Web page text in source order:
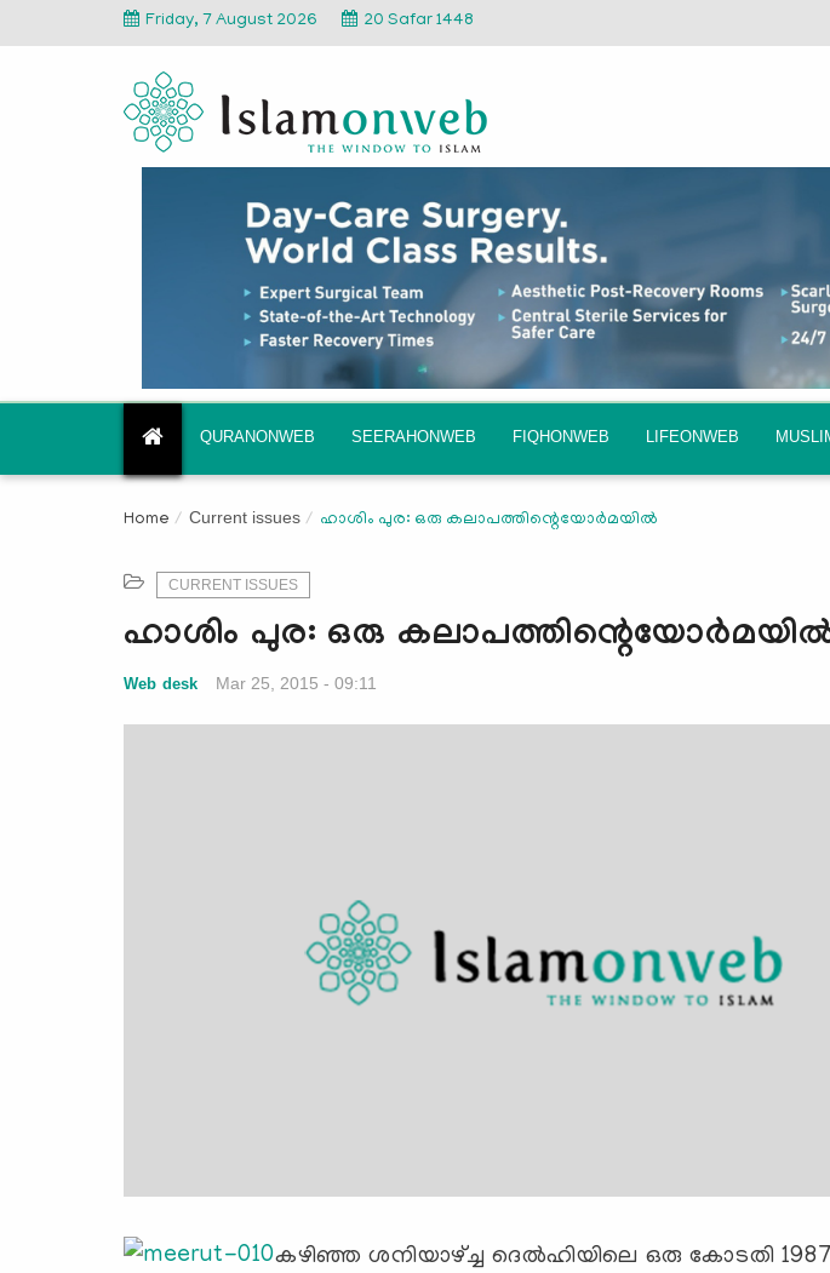
Friday, 7 August 2026 20 Safar 1448
QURANONWEB SEERAHONWEB FIQHONWEB LIFEONWEB
Home Current issues ഹാശിം പുര: ഒരു കലാപത്തിന്റെയോര്‍മയില്‍
CURRENT ISSUES
ഹാശിം പുര: ഒരു
Web desk Mar 25, 2015 - 09:11
കഴിഞ്ഞ ശനിയാഴ്ച്ച ദെല്‍ഹിയിലെ ഒരു കോടതി